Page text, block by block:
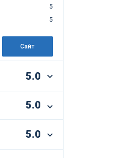
5
5
Сайт
5.0
5.0
5.0